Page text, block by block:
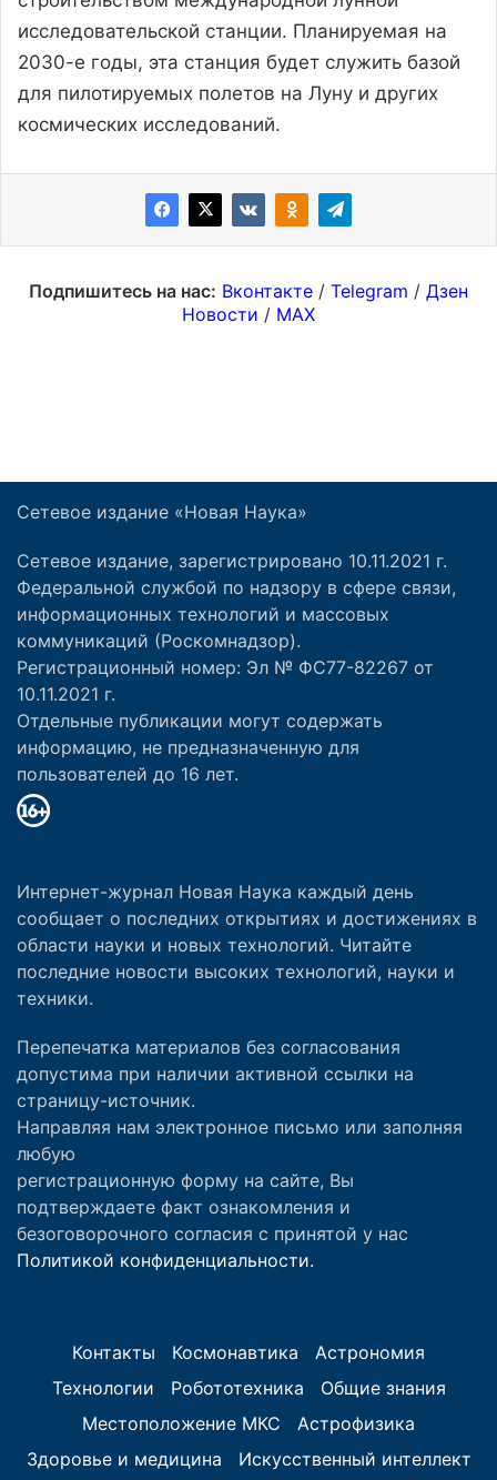
Сетевое издание «Новая Наука»
Сетевое издание, зарегистрировано 10.11.2021 г.
Федеральной службой по надзору в сфере связи,
информационных технологий и массовых
коммуникаций (Роскомнадзор).
Регистрационный номер: Эл № ФС77-82267 от
10.11.2021 г.
Отдельные публикации могут содержать
информацию, не предназначенную для
пользователей до 16 лет.
Интернет-журнал Новая Наука каждый день
сообщает о последних открытиях и достижениях в
области науки и новых технологий. Читайте
последние новости высоких технологий, науки и
техники.
Перепечатка материалов без согласования
допустима при наличии активной ссылки на
страницу-источник.
Направляя нам электронное письмо или заполняя
любую
регистрационную форму на сайте, Вы
подтверждаете факт ознакомления и
безоговорочного согласия с принятой у нас
Политикой конфиденциальности.
Контакты Космонавтика
Астрономия
Технологии
Робототехника
Общие знания
Местоположение МКС
Астрофизика
Здоровье и медицина
Искусственный интеллект